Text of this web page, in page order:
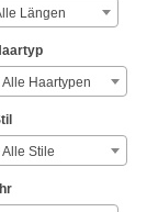
Längen
Alle Haartypen
Alle Stile